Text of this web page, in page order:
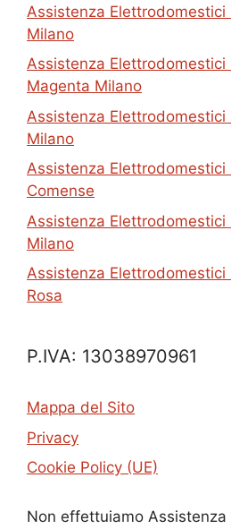
Assistenza Elettrodomestici
Milano
Assistenza Elettrodomestici
Magenta Milano
Assistenza Elettrodomestici
Milano
Assistenza Elettrodomestici
Comense
Assistenza Elettrodomestici
Milano
Assistenza Elettrodomestici
Rosa
P.IVA: 13038970961
Mappa del Sito
Privacy
Cookie Policy (UE)
Non effettuiamo